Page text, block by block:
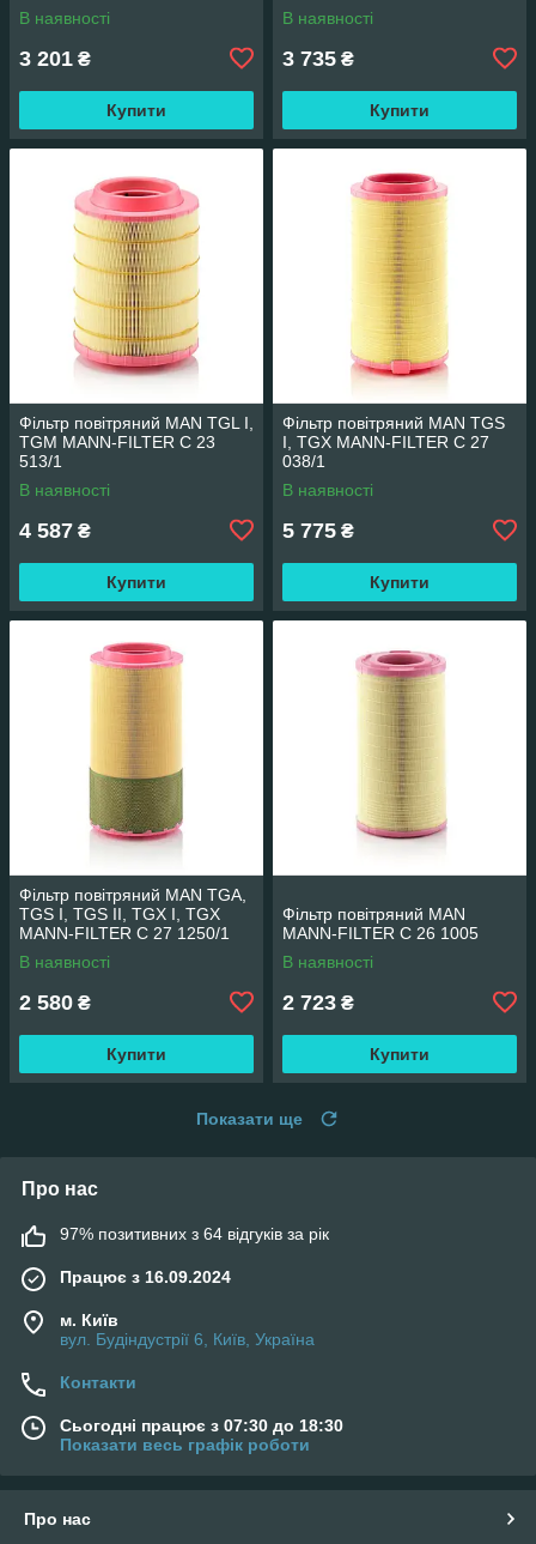
В наявності
3 201 ₴
Купити
В наявності
3 735 ₴
Купити
Фільтр повітряний MAN TGL I,
TGM MANN-FILTER C 23
513/1
В наявності
4 587 ₴
Купити
Фільтр повітряний MAN TGS
I, TGX MANN-FILTER C 27
038/1
В наявності
5 775 ₴
Купити
Фільтр повітряний MAN TGA,
TGS I, TGS II, TGX I, TGX
MANN-FILTER C 27 1250/1
В наявності
2 580 ₴
Купити
Фільтр повітряний MAN
MANN-FILTER C 26 1005
В наявності
2 723 ₴
Купити
Показати ще
Про нас
97% позитивних з 64 відгуків за рік
Працює з 16.09.2024
м. Київ
вул. Будіндустрії 6, Київ, Україна
Контакти
Сьогодні працює з 07:30 до 18:30
Показати весь графік роботи
Про нас